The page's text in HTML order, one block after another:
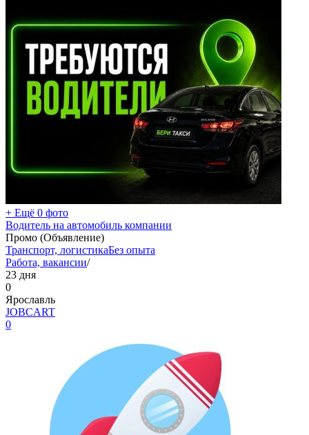
+ Ещё 0 фото
Водитель на автомобиль компании
Промо (Объявление)
Транспорт, логистикаБез опыта
Работа, вакансии/
23 дня
0
Ярославль
JOBCART
0